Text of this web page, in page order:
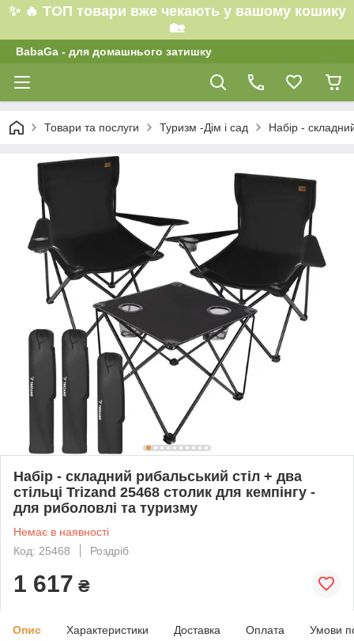
✨ 🔥 ТОП товари вже чекають у вашому кошику
🏡
BabaGa - для домашнього затишку
Товари та послуги Туризм -Дім і сад Набір -
Набір - складний рибальський стіл + два
стільці Trizand 25468 столик для кемпінгу -
для риболовлі та туризму
Немає в наявності
Код: 25468
Роздріб
1 617 ₴
Опис Характеристики Доставка Оплата Умови